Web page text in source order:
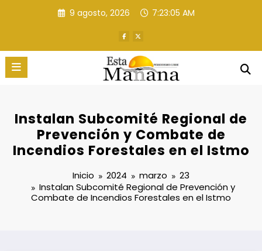
9 agosto, 2026 7:23:07 AM
Instalan Subcomité Regional de
Prevención y Combate de
Incendios Forestales en el Istmo
Inicio 2024 marzo
23
Instalan Subcomité Regional de Prevención y
Combate de Incendios Forestales en el Istmo